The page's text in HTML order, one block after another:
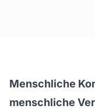
Menschliche
menschliche